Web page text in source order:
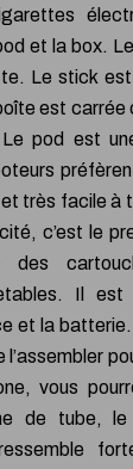
et la box.
Le stick
est carrée
Le pod est
très facile à
c’est le
des
Il est
et la
l’assembler
vous
de tube,